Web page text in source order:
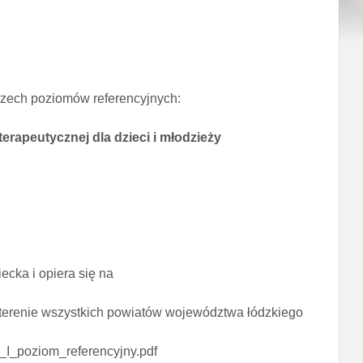
poziomów referencyjnych:
dla dzieci i młodzieży
i opiera się na
wszystkich powiatów województwa łódzkiego